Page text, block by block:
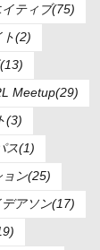
ティブ(75)
(2)
Meetup(29)
(3)
ス(1)
ン(25)
アソン(17)